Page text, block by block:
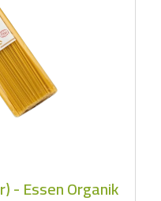
- Essen Organik